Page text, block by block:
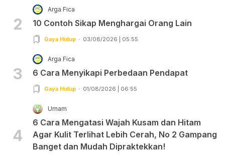
2
Arga Fica
10 Contoh Sikap Menghargai Orang Lain
Gaya Hidup 03/08/2026 | 05:55
3
Arga Fica
6 Cara Menyikapi Perbedaan Pendapat
Gaya Hidup 01/08/2026 | 06:55
4
Umam
6 Cara Mengatasi Wajah Kusam dan Hitam
Agar Kulit Terlihat Lebih Cerah, No 2 Gampang
Banget dan Mudah Dipraktekkan!